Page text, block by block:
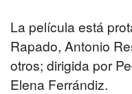
La película está
Rapado, Antonio
otros; dirigida por
Elena Ferrándiz.